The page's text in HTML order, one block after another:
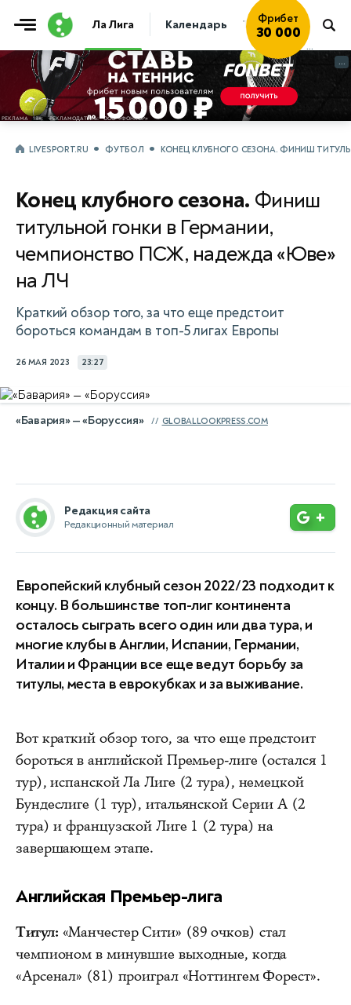
Ла Лига Календарь Таблица
Фрибет
30 000
...
...
LIVESPORT.RU ФУТБОЛ КОНЕЦ КЛУБНОГО СЕЗОНА. ФИНИШ
Конец клубного сезона. Финиш
титульной гонки в Германии,
чемпионство ПСЖ, надежда «Юве»
на ЛЧ
Краткий обзор того, за что еще предстоит
бороться командам в топ-5 лигах Европы
26 МАЯ 2023 23:27
«Бавария» — «Боруссия» GLOBALLOOKPRESS.COM
Редакция сайта
Редакционный материал +
Европейский клубный сезон 2022/23 подходит к
концу. В большинстве топ-лиг континента
осталось сыграть всего один или два тура, и
многие клубы в Англии, Испании, Германии,
Италии и Франции все еще ведут борьбу за
титулы, места в еврокубках и за выживание.
Вот краткий обзор того, за что еще предстоит
бороться в английской Премьер-лиге (остался 1
тур), испанской Ла Лиге (2 тура), немецкой
Бундеслиге (1 тур), итальянской Серии А (2
тура) и французской Лиге 1 (2 тура) на
завершающем этапе.
Английская Премьер-лига
Титул: «Манчестер Сити» (89 очков) стал
чемпионом в минувшие выходные, когда
«Арсенал» (81) проиграл «Ноттингем Форест».